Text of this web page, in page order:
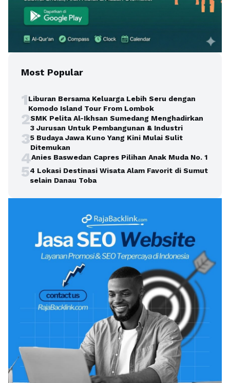
Most Popular
1Liburan Bersama Keluarga Lebih Seru dengan
Komodo Island Tour From Lombok
2SMK Pelita Al-Ikhsan Sumedang Menghadirkan
3 Jurusan Untuk Pembangunan & Industri
35 Budaya Jawa Kuno Yang Kini Mulai Sulit
Ditemukan
4Anies Baswedan Capres Pilihan Anak Muda No. 1
54 Lokasi Destinasi Wisata Alam Favorit di Sumut
selain Danau Toba